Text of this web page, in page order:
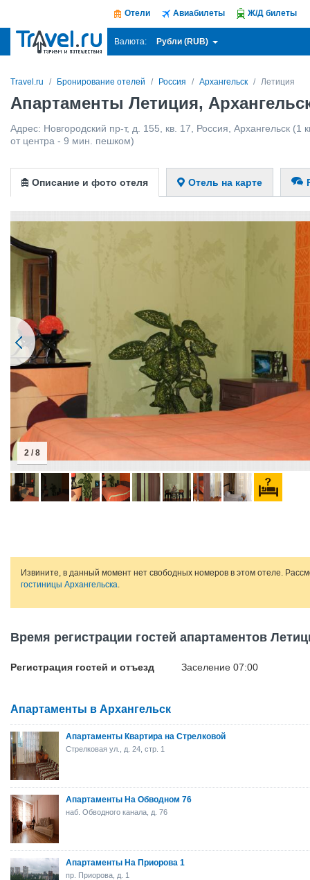
Отели Авиабилеты Ж/Д билеты
Валюта: Рубли (RUB)
Travel.ru Бронирование отелей Россия Архангельск Летиция
Апартаменты Летиция,
Адрес: Новгородский пр-т, д. 155, кв. 17 Россия Архангельск (1
от центра - 9 мин. пешком)
Описание и фото отеля Отель на карте
2 / 8
Извините, в данный момент нет свободных номеров в этом отеле.
гостиницы Архангельска.
Время регистрации гостей апартаментов
Регистрация гостей и отъезд Заселение 07:00
Апартаменты в Архангельск
Апартаменты Квартира на Стрелковой
Стрелковая ул., д. 24, стр. 1
Апартаменты На Обводном 76
наб. Обводного канала, д. 76
Апартаменты На Приорова 1
пр. Приорова, д. 1